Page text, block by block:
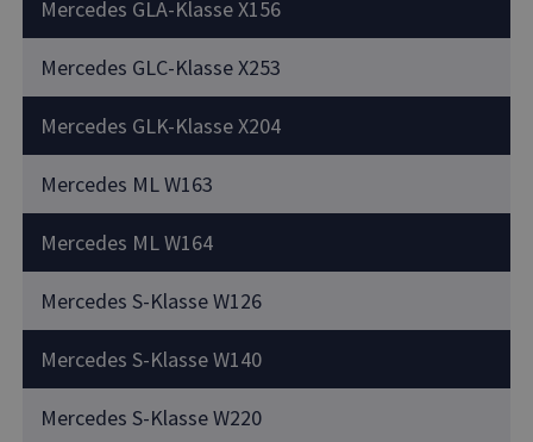
Mercedes GLA-Klasse X156
Mercedes GLC-Klasse X253
Mercedes GLK-Klasse X204
Mercedes ML W163
Mercedes ML W164
Mercedes S-Klasse W126
Mercedes S-Klasse W140
Mercedes S-Klasse W220